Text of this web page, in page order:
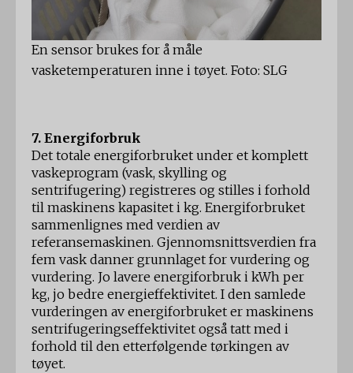
En sensor brukes for å måle
vasketemperaturen inne i tøyet. Foto: SLG
7. Energiforbruk
Det totale energiforbruket under et komplett
vaskeprogram (vask, skylling og
sentrifugering) registreres og stilles i forhold
til maskinens kapasitet i kg. Energiforbruket
sammenlignes med verdien av
referansemaskinen. Gjennomsnittsverdien fra
fem vask danner grunnlaget for vurdering og
vurdering. Jo lavere energiforbruk i kWh per
kg, jo bedre energieffektivitet. I den samlede
vurderingen av energiforbruket er maskinens
sentrifugeringseffektivitet også tatt med i
forhold til den etterfølgende tørkingen av
tøyet.